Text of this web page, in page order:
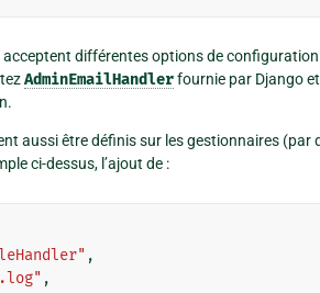
différentes options de
AdminEmailHandlerfournie par Django
aussi être définis sur les gestionnaires (par
ci-dessus, l’ajout de :
,
,